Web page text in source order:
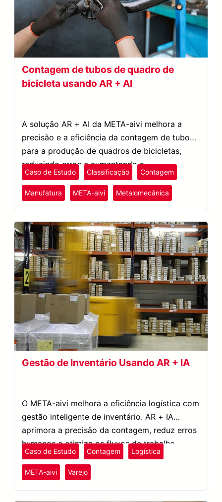
Contagem de tubos de quadro de
bicicleta usando AR + AI
A solução AR + AI da META-aivi melhora a
precisão e a eficiência da contagem de tubos
para a produção de quadros de bicicletas,
reduzindo erros e aumentando a
produtividade.
Caso de Estudo Classificação Contagem
Manufatura META-aivi Metalomecânica
Gestão de Inventário Usando AR + IA
O META-aivi melhora a eficiência logística com
gestão inteligente de inventário. AR + IA
aprimora a precisão da contagem, reduz erros
humanos e otimiza os fluxos de trabalho.
Caso de Estudo Contagem Logística
META-aivi Varejo